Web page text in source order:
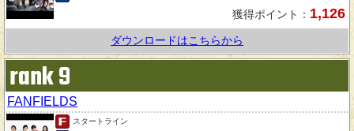
獲得ポイント： 1,126
ダウンロードはこちらから
rank 9
FANFIELDS
スタートライン